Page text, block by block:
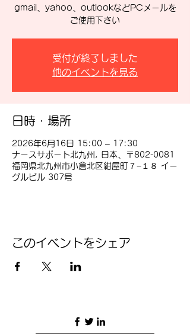
gmail、yahoo、outlookなどPCメールを
ご使用下さい
受付が終了しました
他のイベントを見る
日時・場所
2026年6月16日 15:00 – 17:30
ナースサポート北九州, 日本、〒802-0081
福岡県北九州市小倉北区紺屋町７−１８ イー
グルビル 307号
このイベントをシェア